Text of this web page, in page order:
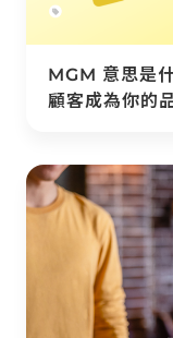
MGM 意思是
顧客成為你的